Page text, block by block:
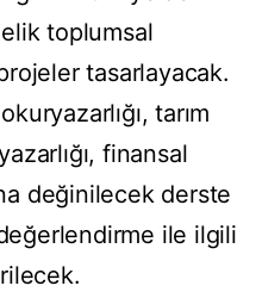
toplumsal
tasarlayacak.
tarım
finansal
değinilecek derste
değerlendirme ile ilgili